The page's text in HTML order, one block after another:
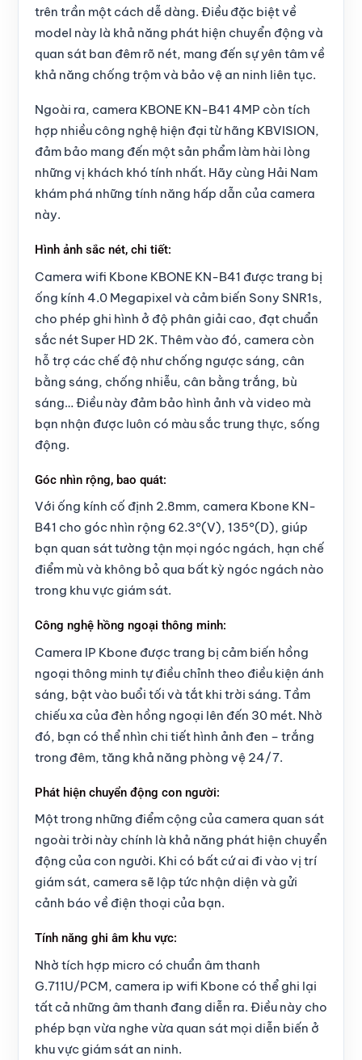
trên trần một cách dễ dàng. Điều đặc biệt về
model này là khả năng phát hiện chuyển động và
quan sát ban đêm rõ nét, mang đến sự yên tâm về
khả năng chống trộm và bảo vệ an ninh liên tục.
Ngoài ra, camera KBONE KN-B41 4MP còn tích
hợp nhiều công nghệ hiện đại từ hãng KBVISION,
đảm bảo mang đến một sản phẩm làm hài lòng
những vị khách khó tính nhất. Hãy cùng Hải Nam
khám phá những tính năng hấp dẫn của camera
này.
Hình ảnh sắc nét, chi tiết:
Camera wifi Kbone KBONE KN-B41 được trang bị
ống kính 4.0 Megapixel và cảm biến Sony SNR1s,
cho phép ghi hình ở độ phân giải cao, đạt chuẩn
sắc nét Super HD 2K. Thêm vào đó, camera còn
hỗ trợ các chế độ như chống ngược sáng, cân
bằng sáng, chống nhiễu, cân bằng trắng, bù
sáng… Điều này đảm bảo hình ảnh và video mà
bạn nhận được luôn có màu sắc trung thực, sống
động.
Góc nhìn rộng, bao quát:
Với ống kính cố định 2.8mm, camera Kbone KN-
B41 cho góc nhìn rộng 62.3°(V), 135°(D), giúp
bạn quan sát tường tận mọi ngóc ngách, hạn chế
điểm mù và không bỏ qua bất kỳ ngóc ngách nào
trong khu vực giám sát.
Công nghệ hồng ngoại thông minh:
Camera IP Kbone được trang bị cảm biến hồng
ngoại thông minh tự điều chỉnh theo điều kiện ánh
sáng, bật vào buổi tối và tắt khi trời sáng. Tầm
chiếu xa của đèn hồng ngoại lên đến 30 mét. Nhờ
đó, bạn có thể nhìn chi tiết hình ảnh đen – trắng
trong đêm, tăng khả năng phòng vệ 24/7.
Phát hiện chuyển động con người:
Một trong những điểm cộng của camera quan sát
ngoài trời này chính là khả năng phát hiện chuyển
động của con người. Khi có bất cứ ai đi vào vị trí
giám sát, camera sẽ lập tức nhận diện và gửi
cảnh báo về điện thoại của bạn.
Tính năng ghi âm khu vực:
Nhờ tích hợp micro có chuẩn âm thanh
G.711U/PCM, camera ip wifi Kbone có thể ghi lại
tất cả những âm thanh đang diễn ra. Điều này cho
phép bạn vừa nghe vừa quan sát mọi diễn biến ở
khu vực giám sát an ninh.